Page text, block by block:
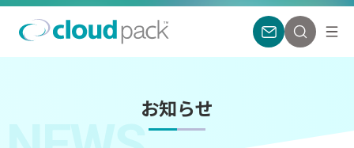
お知らせ